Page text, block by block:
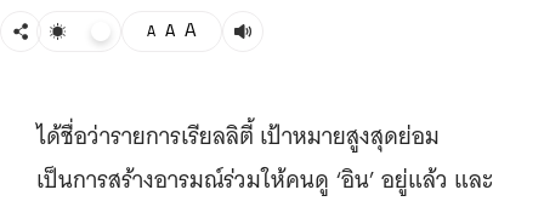
A A A
ได้ชื่อว่ารายการเรียลลิตี้ เป้าหมายสูงสุดย่อม
เป็นการสร้างอารมณ์ร่วมให้คนดู ‘อิน’ อยู่แล้ว และ